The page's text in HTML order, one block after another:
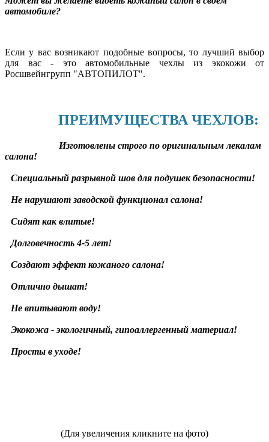
автомобиле?
Если у вас возникают подобные вопросы, то лучший выбор
для вас - это автомобильные чехлы из экокожи от
Росшвейнгрупп "АВТОПИЛОТ".
ПРЕИМУЩЕСТВА ЧЕХЛОВ:
Изготовлены строго по оригинальным лекалам
салона!
Специальный разрывной шов для подушек безопасности!
Не нарушают заводской функционал салона!
Сидят как влитые!
Долговечность 4-5 лет!
Создают эффект кожаного салона!
Отлично дышат!
Не впитывают воду!
Экокожа - экологичный, гипоаллергенный материал!
Просты в уходе!
(Для увеличения кликните на фото)